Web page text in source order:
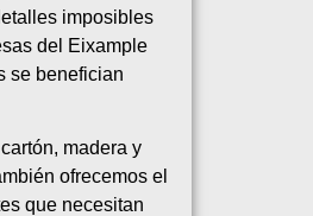
imposibles
del Eixample
se benefician
madera y
ofrecemos el
que necesitan